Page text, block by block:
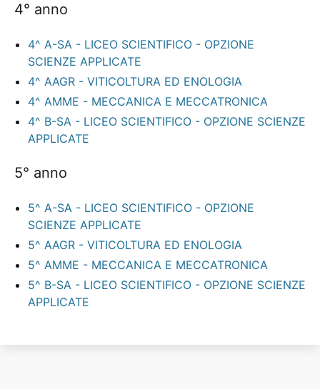
4° anno
4^ A-SA - LICEO SCIENTIFICO - OPZIONE
SCIENZE APPLICATE
4^ AAGR - VITICOLTURA ED ENOLOGIA
4^ AMME - MECCANICA E MECCATRONICA
4^ B-SA - LICEO SCIENTIFICO - OPZIONE SCIENZE
APPLICATE
5° anno
5^ A-SA - LICEO SCIENTIFICO - OPZIONE
SCIENZE APPLICATE
5^ AAGR - VITICOLTURA ED ENOLOGIA
5^ AMME - MECCANICA E MECCATRONICA
5^ B-SA - LICEO SCIENTIFICO - OPZIONE SCIENZE
APPLICATE